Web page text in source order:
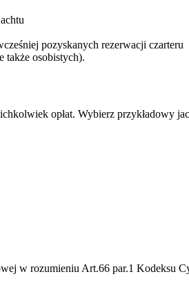
pozyskanych rezerwacji czarteru
także osobistych).
opłat. Wybierz przykładowy
w rozumieniu Art.66 par.1 Kodeksu